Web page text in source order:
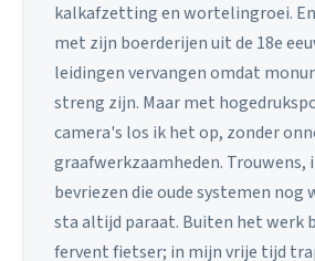
kalkafzetting en wortelingroei.
met zijn boerderijen uit de 18e
leidingen vervangen omdat
streng zijn. Maar met
camera's los ik het op, zonder
graafwerkzaamheden. Trouwens,
bevriezen die oude systemen nog
sta altijd paraat. Buiten het werk
fervent fietser; in mijn vrije tijd